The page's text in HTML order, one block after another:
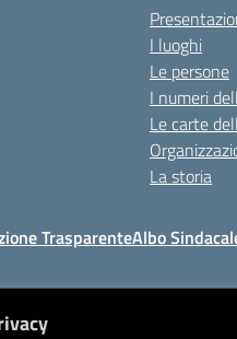
I luoghi
Le persone
I numeri
Le carte
La storia
TrasparenteAlbo